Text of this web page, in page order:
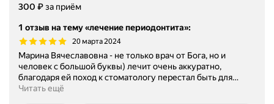
Цена
300 ₽за приём
1 отзыв на тему «лечение периодонтита»:
20 марта 2024
Марина Вячеславовна - не только врач от Бога, но и
человек с большой буквы) лечит очень аккуратно,
благодаря ей поход к стоматологу перестал быть для…
Читать ещё